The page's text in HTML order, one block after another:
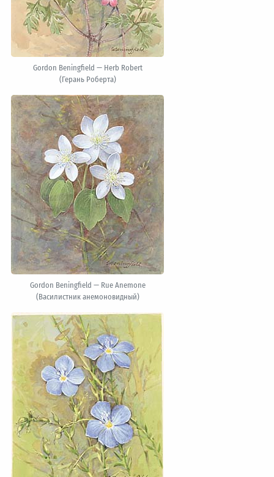
Gordon Beningfield — Herb Robert
(Герань Роберта)
Gordon Beningfield — Rue Anemone
(Василистник анемоновидный)